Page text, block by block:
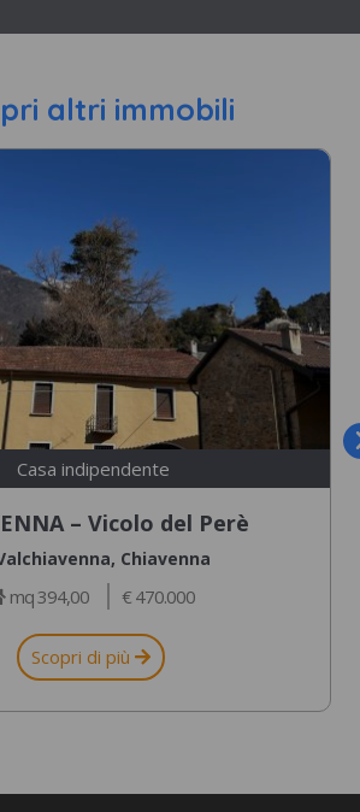
altri immobili
Casa indipendente
– Vicolo del Perè
, Chiavenna
mq 394,00 € 470.000
Scopri di più